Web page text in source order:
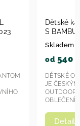
Dětské
SLIM S
2023
od540
Detail
DĚTSKÉ
JE